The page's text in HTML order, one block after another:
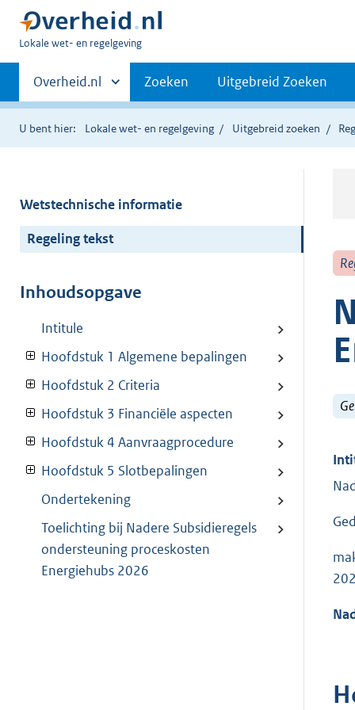
U
hier:
Lokale wet- en regelgeving
Primaire
navigatie
Andere
sites
binnen
Overheid.nl Zoeken Uitgebreid Zoeken
U bent hier: Lokale wet- en regelgeving Uitgebreid zoeken
Wetstechnische informatie
Regeling tekst
Inhoudsopgave
Intitule
Hoofdstuk 1 Algemene bepalingen
Hoofdstuk 2 Criteria
Hoofdstuk 3 Financiële aspecten
Hoofdstuk 4 Aanvraagprocedure
Hoofdstuk 5 Slotbepalingen
Ondertekening
Toelichting bij Nadere Subsidieregels
ondersteuning proceskosten
Energiehubs 2026